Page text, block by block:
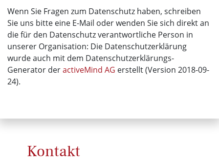
Wenn Sie Fragen zum Datenschutz haben, schreiben
Sie uns bitte eine E-Mail oder wenden Sie sich direkt an
die für den Datenschutz verantwortliche Person in
unserer Organisation: Die Datenschutzerklärung
wurde auch mit dem Datenschutzerklärungs-
Generator deractiveMind AG erstellt (Version 2018-09-
24).
Kontakt